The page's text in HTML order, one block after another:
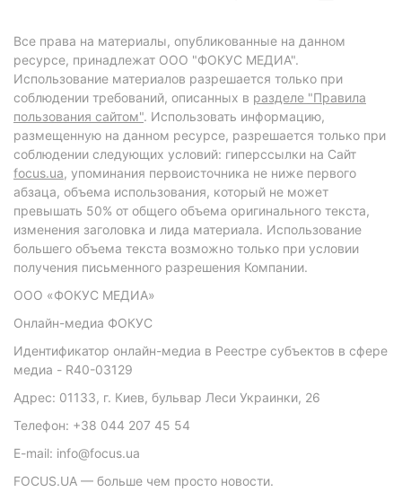
Все права на материалы, опубликованные на данном
ресурсе, принадлежат ООО "ФОКУС МЕДИА".
Использование материалов разрешается только при
соблюдении требований, описанных в разделе "Правила
пользования сайтом". Использовать информацию,
размещенную на данном ресурсе, разрешается только при
соблюдении следующих условий: гиперссылки на Сайт
focus.ua, упоминания первоисточника не ниже первого
абзаца, объема использования, который не может
превышать 50% от общего объема оригинального текста,
изменения заголовка и лида материала. Использование
большего объема текста возможно только при условии
получения письменного разрешения Компании.
ООО «ФОКУС МЕДИА»
Онлайн-медиа ФОКУС
Идентификатор онлайн-медиа в Реестре субъектов в сфере
медиа - R40-03129
Адрес: 01133, г. Киев, бульвар Леси Украинки, 26
Телефон: +38 044 207 45 54
E-mail: info@focus.ua
FOCUS.UA — больше чем просто новости.